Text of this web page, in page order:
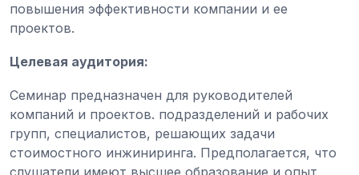
повышения эффективности компании и ее
проектов.
Целевая аудитория:
Семинар предназначен для руководителей
компаний и проектов. подразделений и рабочих
групп, специалистов, решающих задачи
стоимостного инжиниринга. Предполагается, что